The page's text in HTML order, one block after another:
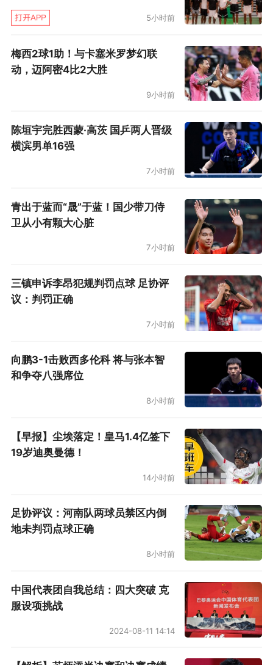
5小时前
梅西2球1助！与卡塞米罗梦幻联
动，迈阿密4比2大胜
9小时前
陈垣宇完胜西蒙·高茨 国乒两人晋级
横滨男单16强
7小时前
青出于蓝而“晟”于蓝！国少带刀侍
卫从小有颗大心脏
7小时前
三镇申诉李昂犯规判罚点球 足协评
议：判罚正确
7小时前
向鹏3-1击败西多伦科 将与张本智
和争夺八强席位
8小时前
【早报】尘埃落定！皇马1.4亿签下
19岁迪奥曼德！
14小时前
足协评议：河南队两球员禁区内倒
地未判罚点球正确
8小时前
中国代表团自我总结：四大突破 克
服设项挑战
2024-08-11 14:14